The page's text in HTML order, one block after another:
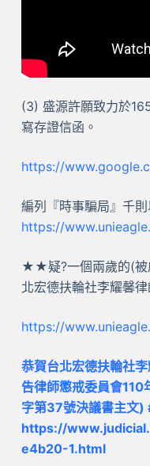
(3) 盛源許願致力於
寫存證信函。
https://
編列『時事騙局』千
https://
★★疑?一個兩歲的(被
北宏德扶輪社李耀馨
https://
恭賀台北宏德扶輪社
告律師懲戒委員會110
字第37號決議書主文)
https://
e4b20-1.html